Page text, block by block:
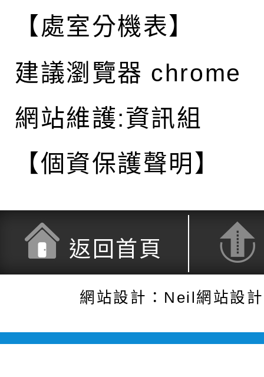
【處室分機表】
建議瀏覽器 chrome
網站維護:資訊組
【個資保護聲明】
返回首頁
網站設計：Neil網站設